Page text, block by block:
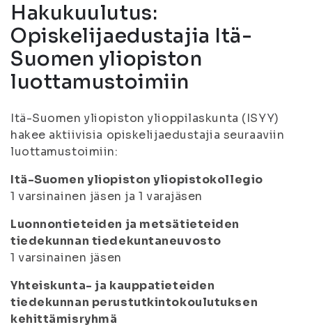
Hakukuulutus:
Opiskelijaedustajia Itä-
Suomen yliopiston
luottamustoimiin
Itä-Suomen yliopiston ylioppilaskunta (ISYY)
hakee aktiivisia opiskelijaedustajia seuraaviin
luottamustoimiin:
Itä-Suomen yliopiston yliopistokollegio
1 varsinainen jäsen ja 1 varajäsen
Luonnontieteiden ja metsätieteiden
tiedekunnan tiedekuntaneuvosto
1 varsinainen jäsen
Yhteiskunta- ja kauppatieteiden
tiedekunnan perustutkintokoulutuksen
kehittämisryhmä